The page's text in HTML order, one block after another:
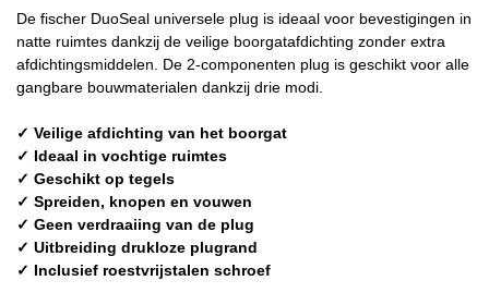
De fischer DuoSeal universele plug is ideaal voor bevestigingen in
natte ruimtes dankzij de veilige boorgatafdichting zonder extra
afdichtingsmiddelen. De 2-componenten plug is geschikt voor alle
gangbare bouwmaterialen dankzij drie modi.
✓ Veilige afdichting van het boorgat
✓ Ideaal in vochtige ruimtes
✓ Geschikt op tegels
✓ Spreiden, knopen en vouwen
✓ Geen verdraaiing van de plug
✓ Uitbreiding drukloze plugrand
✓ Inclusief roestvrijstalen schroef